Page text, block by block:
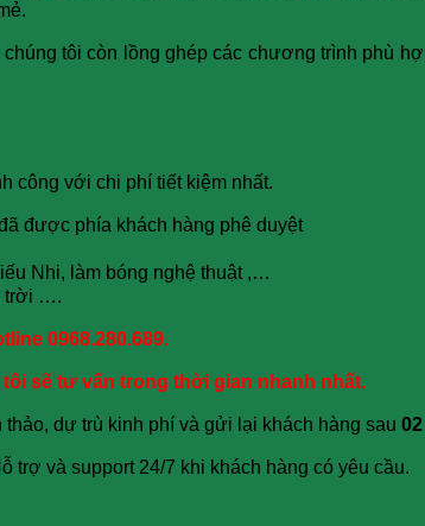
tôi còn lồng ghép các chương trình phù
công với chi phí tiết kiệm nhất.
được phía khách hàng phê duyệt
Nhi, làm bóng nghệ thuật ,…
trời ….
0968.280.689.
tôi sẽ tư vấn trong thời gian nhanh nhất.
dự trù kinh phí và gửi lại khách hàng sau
trợ và support 24/7 khi khách hàng có yêu cầu.